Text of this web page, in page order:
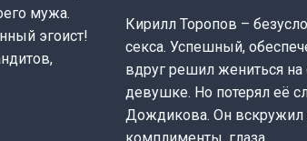
мужа.
эгоист!
Кирилл Торопов –
секса. Успешный,
вдруг решил жениться
девушке. Но потерял её
Дождикова. Он вскружил